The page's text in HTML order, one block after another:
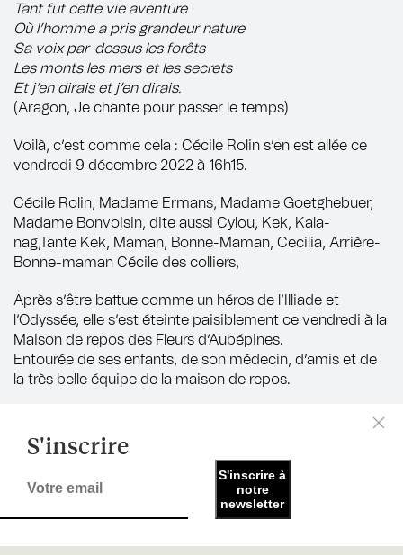
Tant fut cette vie aventure
Où l’homme a pris grandeur nature
Sa voix par-dessus les forêts
Les monts les mers et les secrets
Et j’en dirais et j’en dirais.
(Aragon, Je chante pour passer le temps)
Voilà, c’est comme cela : Cécile Rolin s’en est allée ce
vendredi 9 décembre 2022 à 16h15.
Cécile Rolin, Madame Ermans, Madame Goetghebuer,
Madame Bonvoisin, dite aussi Cylou, Kek, Kala-
nag,Tante Kek, Maman, Bonne-Maman, Cecilia, Arrière-
Bonne-maman Cécile des colliers,
Après s’être battue comme un héros de l’Illiade et
l’Odyssée, elle s’est éteinte paisiblement ce vendredi à la
Maison de repos des Fleurs d’Aubépines.
Entourée de ses enfants, de son médecin, d’amis et de
la très belle équipe de la maison de repos.
Facebook—LinkedIn
S'inscrire
S'inscrire à
notre
newsletter